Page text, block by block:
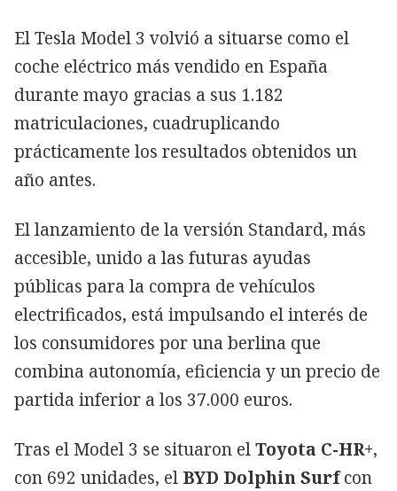
El Tesla Model 3 volvió a situarse como el
coche eléctrico más vendido en España
durante mayo gracias a sus 1.182
matriculaciones, cuadruplicando
prácticamente los resultados obtenidos un
año antes.
El lanzamiento de la versión Standard, más
accesible, unido a las futuras ayudas
públicas para la compra de vehículos
electrificados, está impulsando el interés de
los consumidores por una berlina que
combina autonomía, eficiencia y un precio de
partida inferior a los 37.000 euros.
Tras el Model 3 se situaron elToyota C-HR+,
con 692 unidades, el BYD Dolphin Surfcon